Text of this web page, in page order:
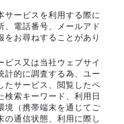
サービスを利用する際に
、電話番号、メールアド
をお尋ねすることがあり
ビス又は当社ウェブサイ
計的に調査する為、ユー
たサービス、閲覧したペ
検索キーワード、利用日
境（携帯端末を通じてご
の通信状態、利用に際し